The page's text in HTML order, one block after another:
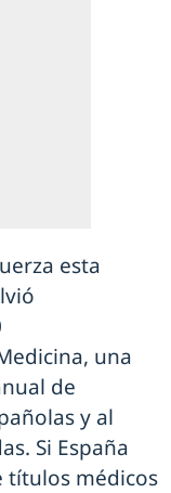
esta
una
de
y al
Si España
títulos médicos